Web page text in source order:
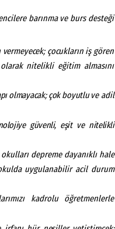
barınma ve burs desteği
vermeyecek; çocukların iş gören
nitelikli eğitim almasını
olmayacak; çok boyutluve adil
güvenli, eşit ve nitelikli
depreme dayanıklı hale
uygulanabilir acil durum
kadrolu öğretmenlerle